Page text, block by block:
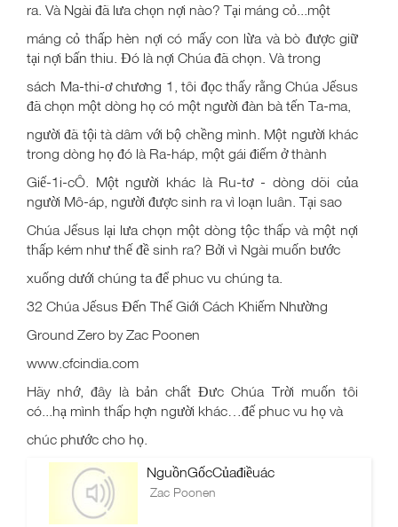
ra. Và Ngài đã lưa chọn nợi nào? Tại máng cỏ...một
máng cỏ thấp hèn nợi có mấy con lừa và bò được giữ
tại nợi bấn thiu. Đó là nợi Chúa đã chọn. Và trong
sách Ma-thi-ơ chương 1, tôi đọc thấy rằng Chúa Jếsus
đã chọn một dòng họ có một người đàn bà tến Ta-ma,
người đã tội tà dâm với bộ chềng mình. Một người khác
trong dòng họ đó là Ra-háp, một gái điếm ở thành
Giế-1i-cÔ. Một người khác là Ru-tơ - dòng dõi của
người Mô-áp, người được sinh ra vì loạn luân. Tại sao
Chúa Jếsus lại lưa chọn một dòng tộc thấp và một nợi
thấp kém như thế đề sinh ra? Bởi vì Ngài muốn bước
xuống dưới chúng ta để phuc vu chúng ta.
32 Chúa Jếsus Đến Thế Giới Cách Khiếm Nhường
Ground Zero by Zac Poonen
www.cfcindia.com
Hãy nhớ, đây là bản chất Đưc Chúa Trời muốn tôi
có...hạ mình thấp hợn người khác…đế phuc vu họ và
chúc phước cho họ.
NguồnGốcCủađiềuác
Zac Poonen